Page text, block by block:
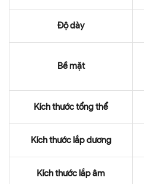
Độ dày
Bề mặt
Kích thước tổng thể
Kích thước lắp dương
Kích thước lắp âm